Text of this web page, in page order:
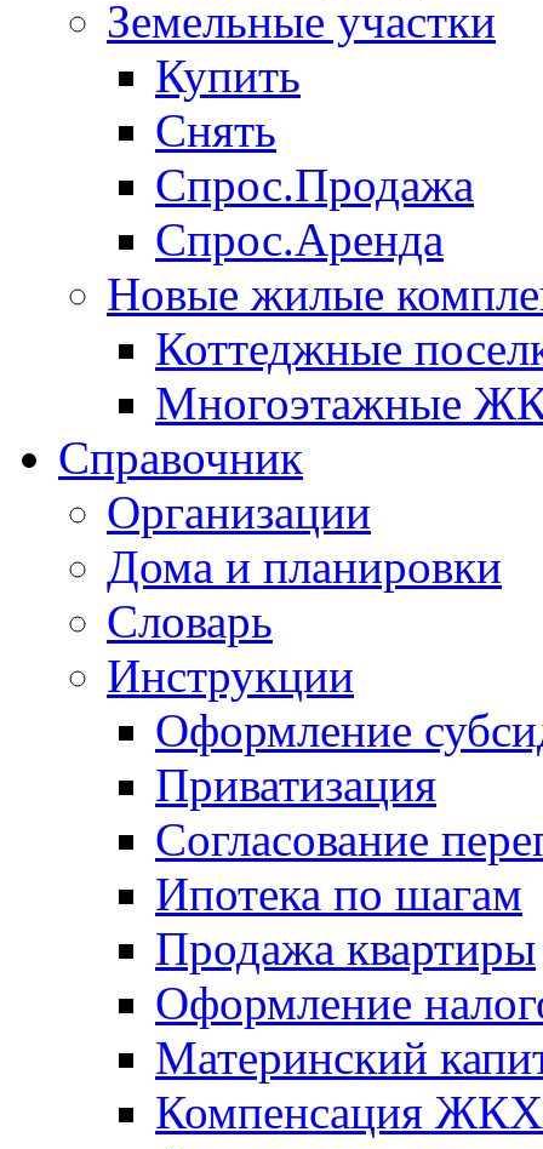
Земельные участки
Купить
Снять
Спрос.Продажа
Спрос.Аренда
Новые жилые
Коттеджные
Многоэтажные
Справочник
Организации
Дома и планировки
Словарь
Инструкции
Оформление
Приватизация
Согласование
Ипотека по шагам
Продажа квартиры
Оформление
Материнский
Компенсация ЖКХ